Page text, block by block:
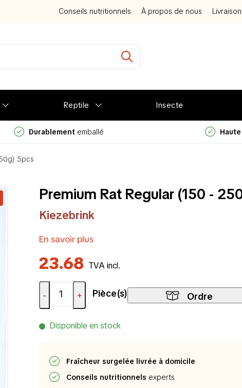
Conseils nutritionnels À propos de nous
Reptile Insecte
Durablement emballé
5pcs
Premium Rat Regular (150 -
Kiezebrink
En savoir plus
23.68 TVA incl.
- + Pièce(s) Ordre
Disponible en stock
Fraîcheur surgelée livrée à domicile
Conseils nutritionnels experts